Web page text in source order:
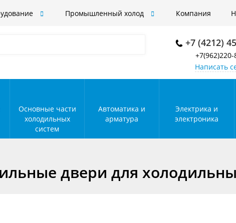
Промышленный холод Компания
+7 (4212)
Написать
Основные части
холодильных
систем
Автоматика и
арматура
Электрика и
электроника
двери для